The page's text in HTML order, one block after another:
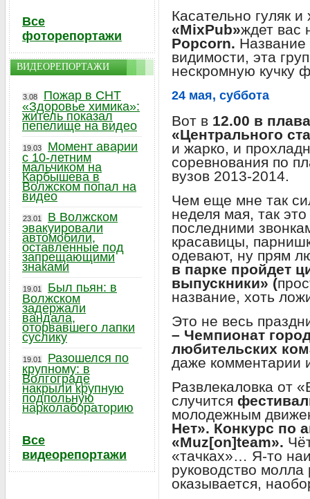
Касательно гуляк
«MixPub»ждет вас
Popcorn. Название
видимости, эта
нескромную кучку
24 мая, суббота
Вот в 12.00 в
«Центрального
и жарко, и
соревнования по
вузов 2013-2014.
Чем еще мне так
неделя мая, так
последними
красавицы,
одевают, ну прям
в парке пройдет
выпускники» (
название, хоть
Это не весь
– Чемпионат
любительских
даже комментарии
Развлекаловка от
случится
молодежным
Нет». Конкурс по
«Muz[on]team».
«тачках»… Я-то
руководство молла
оказывается,
Все
фоторепортажи
ВИДЕОРЕПОРТАЖИ
3.08
Пожар в СНТ
«Здоровье химика»:
житель показал
пепелище на видео
19.03
Момент аварии
с 10-летним
мальчиком на
Карбышева в
Волжском попал на
видео
23.01
В Волжском
эвакуировали
автомобили,
оставленные под
запрещающими
знаками
19.01
Был пьян: в
Волжском
задержали
вандала,
оторвавшего лапки
суслику
19.01
Разошелся по
крупному: в
Волгограде
накрыли крупную
подпольную
нарколабораторию
Все
видеорепортажи